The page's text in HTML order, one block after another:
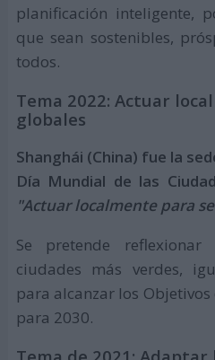
planificación inteligente,
que sean sostenibles,
todos.
Tema 2022: Actuar
globales
Shanghái (China) fue la
Día Mundial de las
"Actuar localmente para
Se pretende
ciudades más verdes,
para alcanzar los
para 2030.